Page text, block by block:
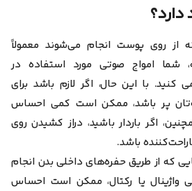
دارد؟
از روی پوست انجام می‌شوند معمولاً
شما امواج صوتی مورد استفاده در
کنید. با این حال، اگر لازم باشد برای
پر باشد، ممکن است کمی احساس
اگر باردار باشید، دراز کشیدن روی
باشد.
که از طریق حفره‌های داخلی بدن انجام
واژینال یا رکتال، ممکن است احساس